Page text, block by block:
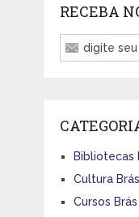
RECEBA
Bibliotecas
Cultura Brás
Cursos Brás